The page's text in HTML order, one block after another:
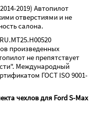
2019) Автопилот
отверстиями и не
салона.
произведенных
не препятствует
Международный
ГОСТ ISO 9001-
чехлов для Ford S-Max